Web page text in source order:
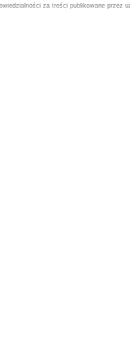
za treści publikowane przez